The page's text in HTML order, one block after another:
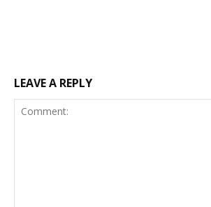
LEAVE A REPLY